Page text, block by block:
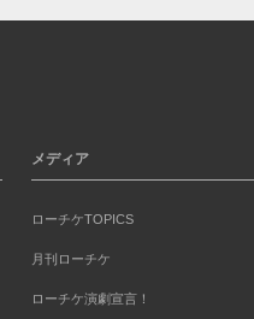
メディア
ローチケTOPICS
月刊ローチケ
ローチケ演劇宣言！